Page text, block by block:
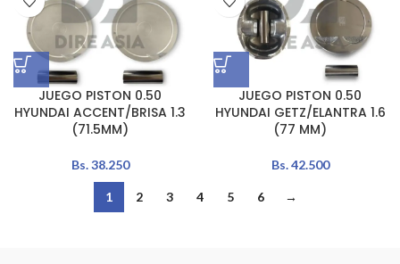
JUEGO PISTON 0.50
HYUNDAI ACCENT/BRISA 1.3
(71.5MM)
Bs.38.250
JUEGO PISTON 0.50
HYUNDAI GETZ/ELANTRA 1.6
(77 MM)
Bs.42.500
1 2 3 4 5 6 →